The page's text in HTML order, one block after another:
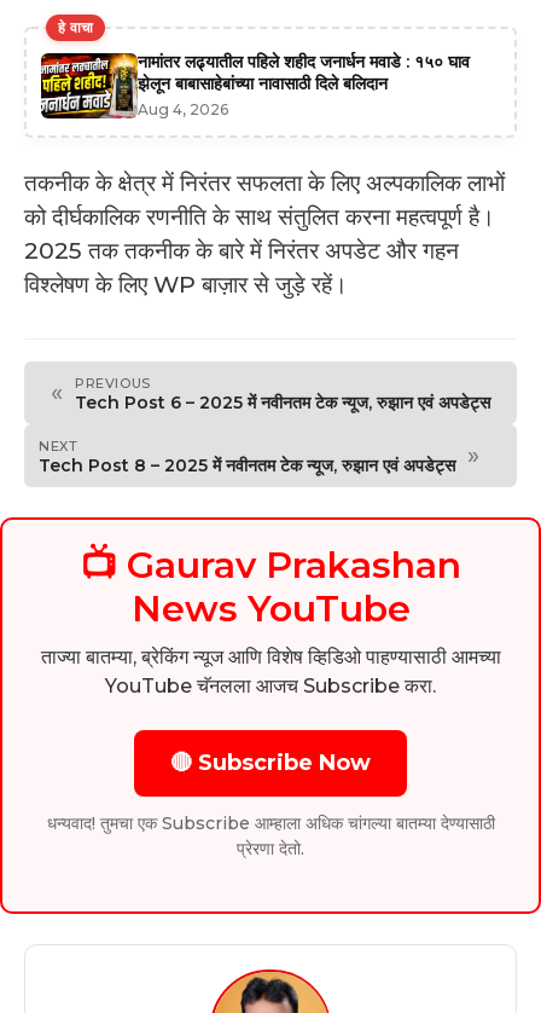
हे वाचा
नामांतर लढ्यातील पहिले शहीद जनार्धन मवाडे : १५० घाव
झेलून बाबासाहेबांच्या नावासाठी दिले बलिदान
Aug 4, 2026
तकनीक के क्षेत्र में निरंतर सफलता के लिए अल्पकालिक लाभों
को दीर्घकालिक रणनीति के साथ संतुलित करना महत्वपूर्ण है।
2025 तक तकनीक के बारे में निरंतर अपडेट और गहन
विश्लेषण के लिए WP बाज़ार से जुड़े रहें।
« PREVIOUS
Tech Post 6 – 2025 में नवीनतम टेक न्यूज, रुझान एवं अपडेट्स
NEXT
Tech Post 8 – 2025 में नवीनतम टेक न्यूज, रुझान एवं अपडेट्स »
📺 Gaurav Prakashan
News YouTube
ताज्या बातम्या, ब्रेकिंग न्यूज आणि विशेष व्हिडिओ पाहण्यासाठी आमच्या
YouTube चॅनलला आजच Subscribe करा.
🔴 Subscribe Now
धन्यवाद! तुमचा एक Subscribe आम्हाला अधिक चांगल्या बातम्या देण्यासाठी
प्रेरणा देतो.